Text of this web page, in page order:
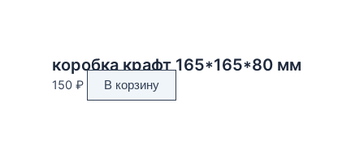
коробка крафт 165*165*80 мм
150 ₽ В корзину